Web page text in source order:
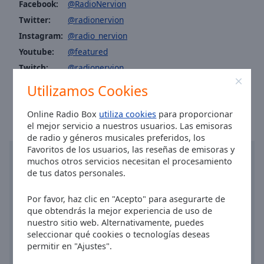
Utilizamos Cookies
Online Radio Box utiliza cookies para proporcionar
el mejor servicio a nuestros usuarios. Las emisoras
de radio y géneros musicales preferidos, los
Favoritos de los usuarios, las reseñas de emisoras y
muchos otros servicios necesitan el procesamiento
de tus datos personales.
Por favor, haz clic en "Acepto" para asegurarte de
que obtendrás la mejor experiencia de uso de
nuestro sitio web. Alternativamente, puedes
seleccionar qué cookies o tecnologías deseas
permitir en "Ajustes".
Area
Background
Color
Opacity
Family
Facebook:
@RadioNervion
Twitter:
@radionervion
Instagram: @radio_nervion
Youtube:
@featured
Twitch:
@radionervion
Hora en Bilbao
07:52, 08.06.2026